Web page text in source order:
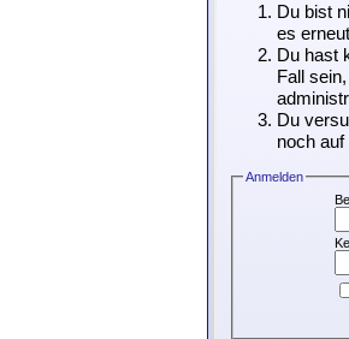
Du bist
es
Du hast
Fall
Du
noch
Anmelden